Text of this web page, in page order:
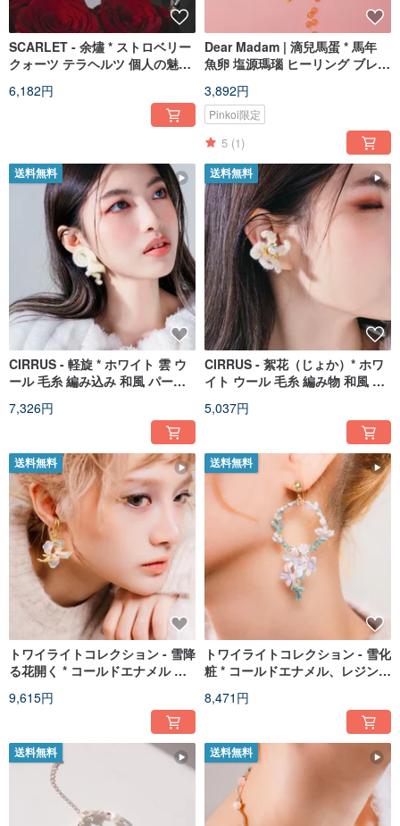
SCARLET - 余燼 * ストロベリー
クォーツ テラヘルツ 個人の魅力
6,182円
Dear Madam | 滴兒馬蛋 * 馬年
魚卵 塩源瑪瑙 ヒーリング ブレス
3,892円
Pinkoi限定
5 (1)
送料無料
CIRRUS - 軽旋 * ホワイト 雲 ウ
ール 毛糸 編み込み 和風 パール
7,326円
送料無料
CIRRUS - 絮花（じょか）* ホワ
イト ウール 毛糸 編み物 和風 パ
5,037円
送料無料
トワイライトコレクション - 雪降
る花開く * コールドエナメル レ
ヤーカフ
9,615円
送料無料
トワイライトコレクション - 雪化
粧 * コールドエナメル、レジン、
リング
8,471円
送料無料 送料無料